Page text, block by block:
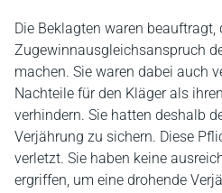
Die Beklagten waren beauftragt,
Zugewinnausgleichsanspruch
machen. Sie waren dabei auch
Nachteile für den Kläger als
verhindern. Sie hatten deshalb
Verjährung zu sichern. Diese
verletzt. Sie haben keine
ergriffen, um eine drohende